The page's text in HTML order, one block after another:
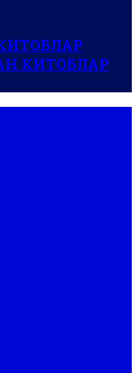
КИТОБЛАР